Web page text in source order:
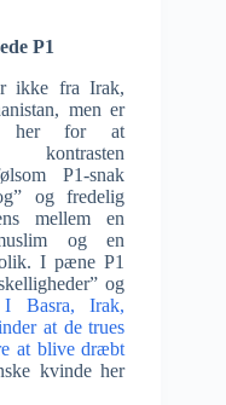
P1
ikke fra Irak,
men er
her for at
kontrasten
P1-snak
og fredelig
mellem en
og en
I pæne P1
og
I Basra, Irak,
at de trues
at blive dræbt
kvinde her